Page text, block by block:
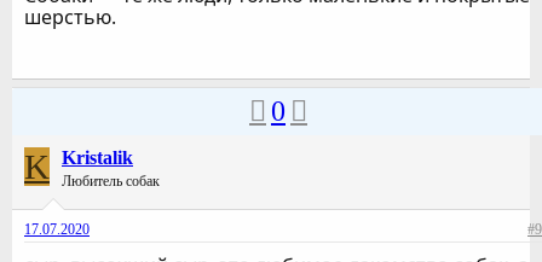
шерстью.
0
K Kristalik
Любитель собак
17.07.2020 #9